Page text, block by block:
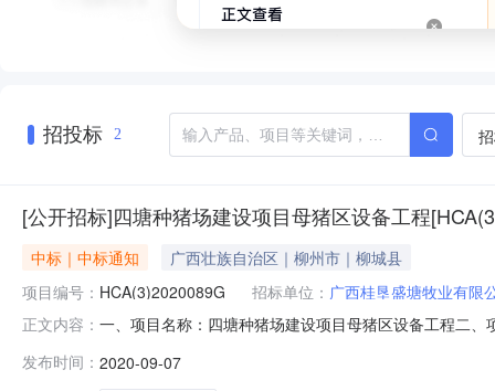
招投标 2
[公开招标]四塘种猪场建设项目母猪区设备工程
中标｜中标通知
广西壮族自治区｜柳州市｜柳城县
项目编号： HCA(3)2020089G 招标单位： 广西桂垦盛塘牧业有限
正文内容： 一、项目名称：四塘种猪场建设项目母猪区设备工程二
16941365.7790天B分标：江西增鑫科技股份有限公司
发布时间： 2020-09-07